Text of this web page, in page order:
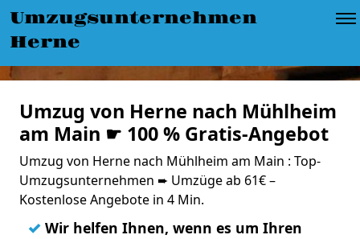
Umzugsunternehmen
Herne
Umzug von Herne nach Mühlheim
am Main ☛ 100 % Gratis-Angebot
Umzug von Herne nach Mühlheim am Main : Top-
Umzugsunternehmen ➨ Umzüge ab 61€ –
Kostenlose Angebote in 4 Min.
✓ Wir helfen Ihnen, wenn es um Ihren